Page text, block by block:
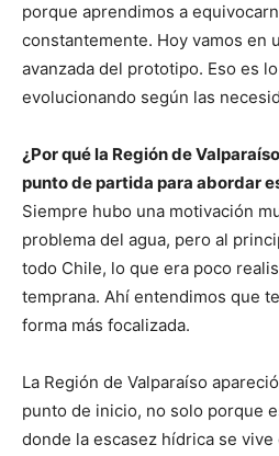
porque aprendimos a
constantemente. Hoy vamos en
avanzada del prototipo. Eso es
evolucionando según las
¿Por qué la Región de
punto de partida para abordar
Siempre hubo una motivación
problema del agua, pero al
todo Chile, lo que era poco
temprana. Ahí entendimos que
forma más focalizada.
La Región de Valparaíso
punto de inicio, no solo porque
donde la escasez hídrica se